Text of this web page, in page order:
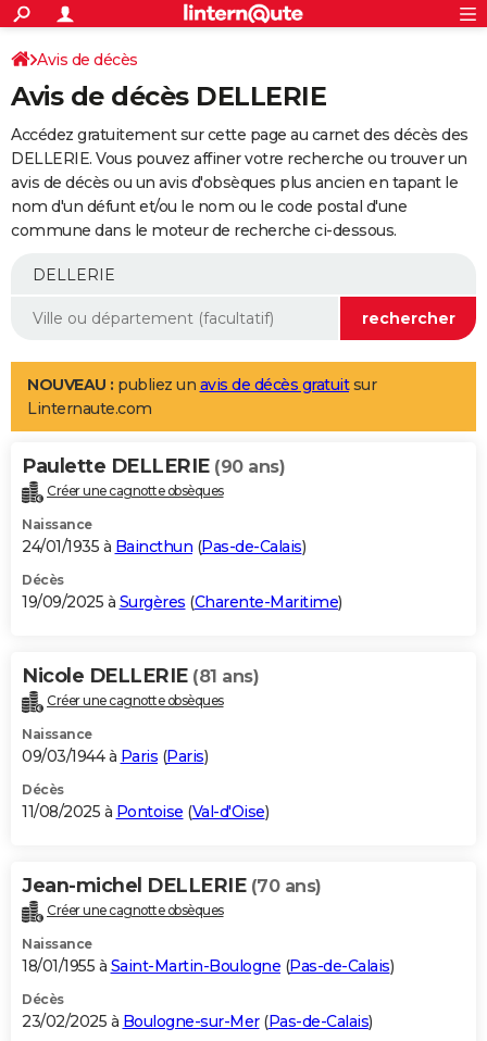
ACTUALITÉS
Politique
Société
Faits Divers
Education
Monde
Villes
+
SPORT
Coupe du monde 2026
Football
Tennis
Cyclisme
Rugby
Forum
Programme TV
TNT
Streaming
Cinéma
Sorties cinéma
Musique
+
FINANCE
Retraite
Epargne
Immobilier
Risques naturels par ville
Banque
Assurance
AUTO
Essais
Réserver un essai
Citadines
Berlines
SUV
Forum auto
+
Mobiles
Meilleur smartphone
Internet
Ordinateurs
Jeux vidéo
Guide high-tech
Aménagement intérieur
LIFESTYLE
Art de vivre
Bien-être
Loisirs
Mode
Modes de vie
Alimentation
Guide de la santé
Maladies
Médicaments
Sommeil
VOYAGE
Destinations
City break
Voyage nature
Voyage de noces
Forum
Climat
+PHOTO
GUIDES D'ACHAT
BONS PLANS
Carte de Noël
Carte Bonne année
Carte Saint-Valentin
Carte Pâques
Carte d'anniversaire
DICTIONNAIRE
Dictionnaire
Biographies
Citations
Expressions
Proverbes
PROGRAMME TV
S'inscrire
Se connecter
Lycées
Collèges
Primaires
Universités
Entreprises
Service militaire
Avis de recherche
AVIS DE DÉCÈS
Bricolage
Lifestyle
Culture
Sport
Auto
Television
Voyage
Cinema
Avis de décès
Avis de décès DELLERIE
Accédez gratuitement sur cette page au carnet des décès des
DELLERIE. Vous pouvez affiner votre recherche ou trouver un
avis de décès ou un avis d'obsèques plus ancien en tapant le
nom d'un défunt et/ou le nom ou le code postal d'une
commune dans le moteur de recherche ci-dessous.
NOUVEAU : publiez un avis de décès gratuitsur
Linternaute.com
Paulette DELLERIE (90 ans)
Créer une cagnotte obsèques
Naissance
24/01/1935 à Baincthun (Pas-de-Calais)
Décès
19/09/2025 à Surgères (Charente-Maritime)
Nicole DELLERIE (81 ans)
Créer une cagnotte obsèques
Naissance
09/03/1944 à Paris (Paris)
Décès
11/08/2025 à Pontoise (Val-d'Oise)
Jean-michel DELLERIE (70 ans)
Créer une cagnotte obsèques
Naissance
18/01/1955 à Saint-Martin-Boulogne (Pas-de-Calais)
Décès
23/02/2025 à Boulogne-sur-Mer(Pas-de-Calais)